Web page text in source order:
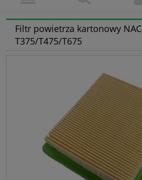
Filtr powietrza kartonowy NAC
T375/T475/T675